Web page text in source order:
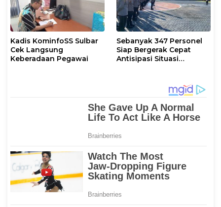
Kadis KominfoSS Sulbar
Cek Langsung
Keberadaan Pegawai
Sebanyak 347 Personel
Siap Bergerak Cepat
Antisipasi Situasi